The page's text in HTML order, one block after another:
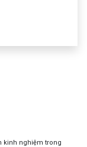
kinh nghiệm trong